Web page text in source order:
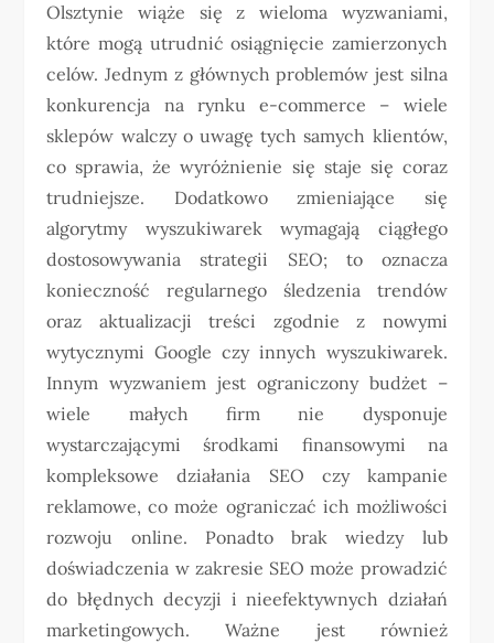
Olsztynie wiąże się z wieloma wyzwaniami,
które mogą utrudnić osiągnięcie zamierzonych
celów. Jednym z głównych problemów jest silna
konkurencja na rynku e-commerce – wiele
sklepów walczy o uwagę tych samych klientów,
co sprawia, że wyróżnienie się staje się coraz
trudniejsze. Dodatkowo zmieniające się
algorytmy wyszukiwarek wymagają ciągłego
dostosowywania strategii SEO; to oznacza
konieczność regularnego śledzenia trendów
oraz aktualizacji treści zgodnie z nowymi
wytycznymi Google czy innych wyszukiwarek.
Innym wyzwaniem jest ograniczony budżet –
wiele małych firm nie dysponuje
wystarczającymi środkami finansowymi na
kompleksowe działania SEO czy kampanie
reklamowe, co może ograniczać ich możliwości
rozwoju online. Ponadto brak wiedzy lub
doświadczenia w zakresie SEO może prowadzić
do błędnych decyzji i nieefektywnych działań
marketingowych. Ważne jest również